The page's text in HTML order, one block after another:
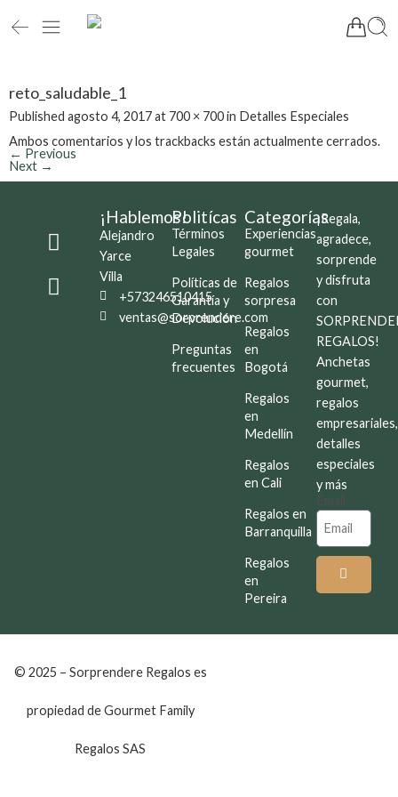
reto_saludable_1
Published agosto 4, 2017at 700 × 700in Detalles Especiales
Ambos comentarios y los trackbacks están actualmente cerrados.
← Previous
Next →
¡Hablemos!
Alejandro
Yarce
Villa
+573246510415
ventas@sorprendere.com
Politícas
Términos
Legales
Políticas de
Garantía y
Devolución
Preguntas
frecuentes
Categorías
Experiencias
gourmet
Regalos
sorpresa
Regalos
en
Bogotá
Regalos
en
Medellín
Regalos
en Cali
Regalos en
Barranquilla
Regalos
en
Pereira
¡Regala,
agradece,
sorprende
y disfruta
con
REGALOS!
Anchetas
gourmet,
regalos
empresariales,
detalles
especiales
y más
Email
© 2025 – Sorprendere Regalos es
propiedad de Gourmet Family
Regalos SAS